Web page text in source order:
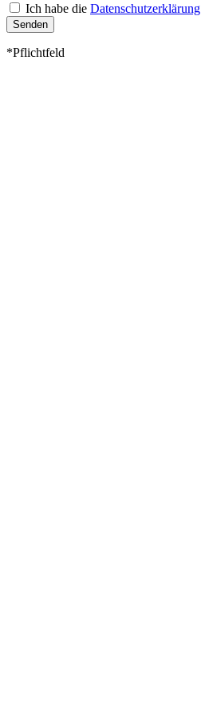
Ich habe die Datenschutzerklärung
Senden
*Pflichtfeld